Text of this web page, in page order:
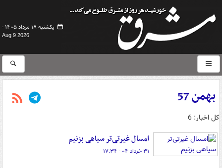
یکشنبه ۱۸ مرداد ۱۴۰۵ -
Aug 9 2026
بهمن 57
کل اخبار: 6
امسال غیرتی‌تر سیاهی بزنیم
۳۱ خرداد ۰۴ - ۱۷:۳۴